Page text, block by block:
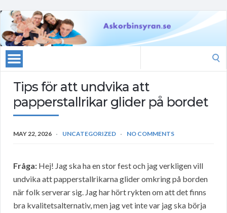
Tips för att undvika att
papperstallrikar glider på bordet
MAY 22, 2026 UNCATEGORIZED NO COMMENTS
Fråga: Hej! Jag ska ha en stor fest och jag verkligen vill
undvika att papperstallrikarna glider omkring på borden
när folk serverar sig. Jag har hört rykten om att det finns
bra kvalitetsalternativ, men jag vet inte var jag ska börja